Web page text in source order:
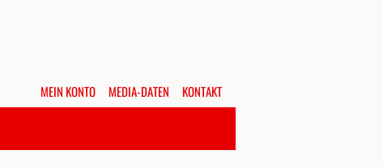
MEIN KONTO MEDIA-DATEN KONTAKT